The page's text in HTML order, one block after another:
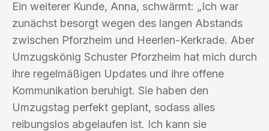
Ein weiterer Kunde, Anna, schwärmt: „Ich war
zunächst besorgt wegen des langen Abstands
zwischen Pforzheim und Heerlen-Kerkrade. Aber
Umzugskönig Schuster Pforzheim hat mich durch
ihre regelmäßigen Updates und ihre offene
Kommunikation beruhigt. Sie haben den
Umzugstag perfekt geplant, sodass alles
reibungslos abgelaufen ist. Ich kann sie